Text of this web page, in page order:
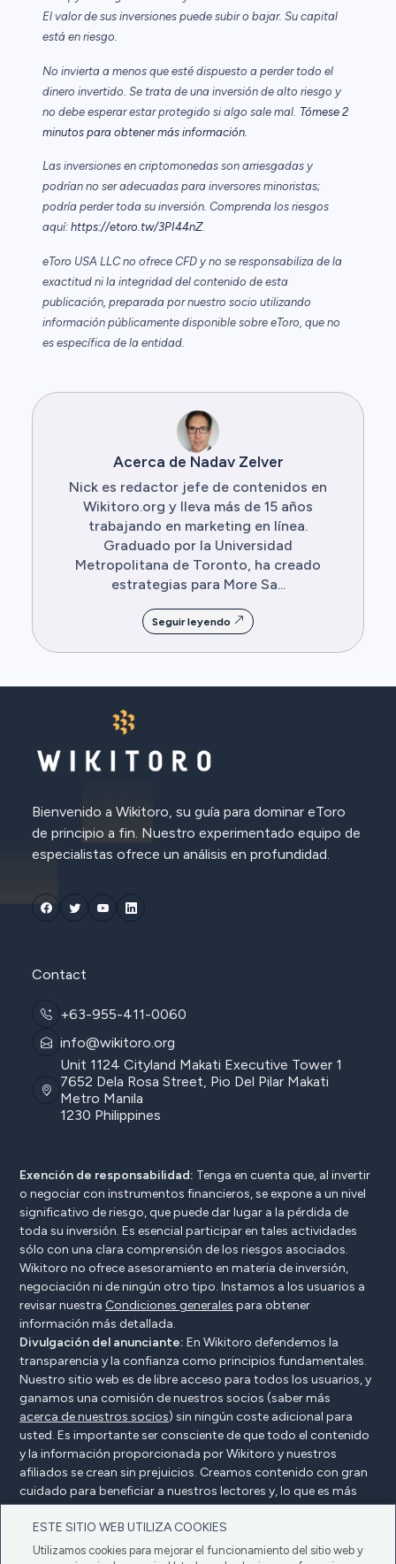
El valor de sus inversiones puede subir o bajar. Su capital
está en riesgo.
No invierta a menos que esté dispuesto a perder todo el
dinero invertido. Se trata de una inversión de alto riesgo y
no debe esperar estar protegido si algo sale mal. Tómese 2
minutos para obtener más información.
Las inversiones en criptomonedas son arriesgadas y
podrían no ser adecuadas para inversores minoristas;
podría perder toda su inversión. Comprenda los riesgos
aquí: https://etoro.tw/3PI44nZ.
eToro USA LLC no ofrece CFD y no se responsabiliza de la
exactitud ni la integridad del contenido de esta
publicación, preparada por nuestro socio utilizando
información públicamente disponible sobre eToro, que no
es específica de la entidad.
Acerca de Nadav Zelver
Nick es redactor jefe de contenidos en
Wikitoro.org y lleva más de 15 años
trabajando en marketing en línea.
Graduado por la Universidad
Metropolitana de Toronto, ha creado
estrategias para More Sa...
Seguir leyendo
ESTE SITIO WEB UTILIZA COOKIES
Utilizamos cookies para mejorar el funcionamiento del sitio web y
Bienvenido a Wikitoro, su guía para dominar eToro
de principio a fin. Nuestro experimentado equipo de
especialistas ofrece un análisis en profundidad.
Contact
+63-955-411-0060
info@wikitoro.org
Unit 1124 Cityland Makati Executive Tower 1
7652 Dela Rosa Street, Pio Del Pilar Makati
Metro Manila
1230 Philippines
Exención de responsabilidad: Tenga en cuenta que, al invertir
o negociar con instrumentos financieros, se expone a un nivel
significativo de riesgo, que puede dar lugar a la pérdida de
toda su inversión. Es esencial participar en tales actividades
sólo con una clara comprensión de los riesgos asociados.
Wikitoro no ofrece asesoramiento en materia de inversión,
negociación ni de ningún otro tipo. Instamos a los usuarios a
revisar nuestra Condiciones generales para obtener
información más detallada.
Divulgación del anunciante: En Wikitoro defendemos la
transparencia y la confianza como principios fundamentales.
Nuestro sitio web es de libre acceso para todos los usuarios, y
ganamos una comisión de nuestros socios (saber más
acerca de nuestros socios) sin ningún coste adicional para
usted. Es importante ser consciente de que todo el contenido
y la información proporcionada por Wikitoro y nuestros
afiliados se crean sin prejuicios. Creamos contenido con gran
cuidado para beneficiar a nuestros lectores y, lo que es más
importante, no está influenciado por ningún acuerdo de
compensación con nuestros socios.